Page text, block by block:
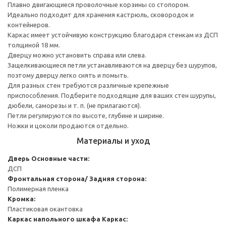
Плавно двигающиеся проволочные корзины со стопором.
Идеально подходит для хранения кастрюль, сковородок и
контейнеров.
Каркас имеет устойчивую конструкцию благодаря стенкам из ДСП
толщиной 18 мм.
Дверцу можно установить справа или слева.
Защелкивающиеся петли устанавливаются на дверцу без шурупов,
поэтому дверцу легко снять и помыть.
Для разных стен требуются различные крепежные
приспособления. Подберите подходящие для ваших стен шурупы,
дюбели, саморезы и т. п. (не прилагаются).
Петли регулируются по высоте, глубине и ширине.
Ножки и цоколи продаются отдельно.
Материалы и уход
Дверь Основные части:
ДСП
Фронтальная сторона/ Задняя сторона:
Полимерная пленка
Кромка:
Пластиковая окантовка
Каркас напольного шкафа Каркас: